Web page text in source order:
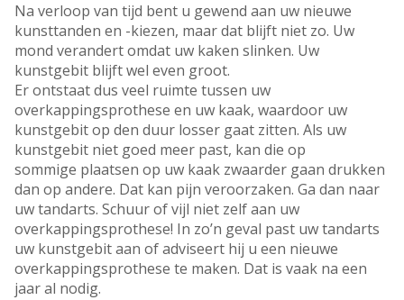
Na verloop van tijd bent u gewend aan uw nieuwe
kunsttanden en -kiezen, maar dat blijft niet zo. Uw
mond verandert omdat uw kaken slinken. Uw
kunstgebit blijft wel even groot.
Er ontstaat dus veel ruimte tussen uw
overkappingsprothese en uw kaak, waardoor uw
kunstgebit op den duur losser gaat zitten. Als uw
kunstgebit niet goed meer past, kan die op
sommige plaatsen op uw kaak zwaarder gaan drukken
dan op andere. Dat kan pijn veroorzaken. Ga dan naar
uw tandarts. Schuur of vijl niet zelf aan uw
overkappingsprothese! In zo’n geval past uw tandarts
uw kunstgebit aan of adviseert hij u een nieuwe
overkappingsprothese te maken. Dat is vaak na een
jaar al nodig.